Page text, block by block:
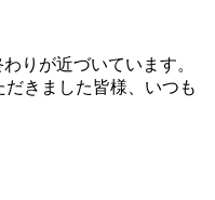
りが近づいています。
だきました皆様、いつも